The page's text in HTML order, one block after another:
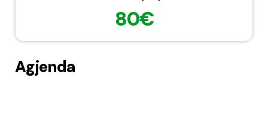
80€
Agjenda